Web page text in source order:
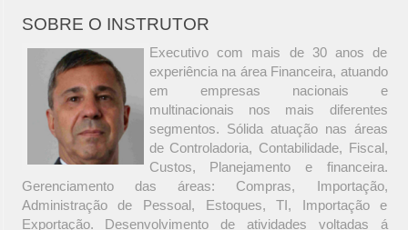
SOBRE O INSTRUTOR
Executivo com mais de 30 anos de
experiência na área Financeira, atuando
em empresas nacionais e
multinacionais nos mais diferentes
segmentos. Sólida atuação nas áreas
de Controladoria, Contabilidade, Fiscal,
Custos, Planejamento e financeira.
Gerenciamento das áreas: Compras, Importação,
Administração de Pessoal, Estoques, TI, Importação e
Exportação. Desenvolvimento de atividades voltadas á